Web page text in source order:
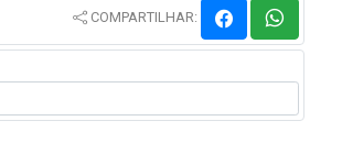
COMPARTILHAR: